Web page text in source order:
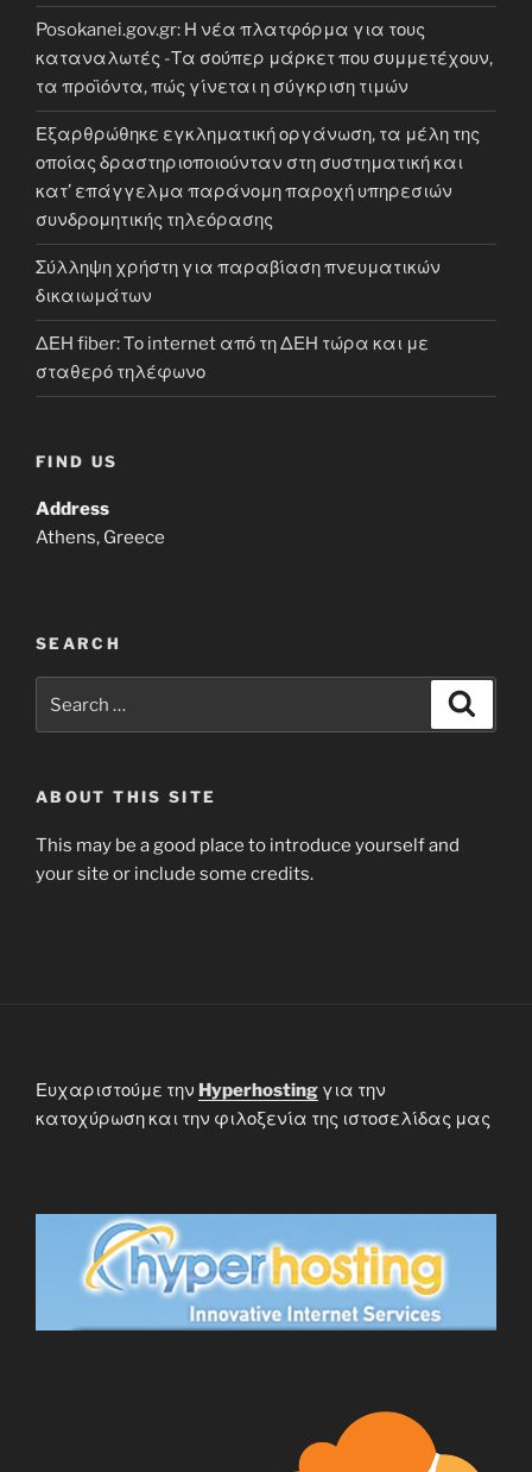
Posokanei.gov.gr: Η νέα πλατφόρμα για τους
καταναλωτές -Τα σούπερ μάρκετ που συμμετέχουν,
τα προϊόντα, πώς γίνεται η σύγκριση τιμών
Εξαρθρώθηκε εγκληματική οργάνωση, τα μέλη της
οποίας δραστηριοποιούνταν στη συστηματική και
κατ’ επάγγελμα παράνομη παροχή υπηρεσιών
συνδρομητικής τηλεόρασης
Σύλληψη χρήστη για παραβίαση πνευματικών
δικαιωμάτων
ΔΕΗ fiber: Το internet από τη ΔΕΗ τώρα και με
σταθερό τηλέφωνο
FIND US
Address
Athens, Greece
SEARCH
for:
ABOUT THIS SITE
This may be a good place to introduce yourself and
your site or include some credits.
Ευχαριστούμε την Hyperhosting για την
κατοχύρωση και την φιλοξενία της ιστοσελίδας μας